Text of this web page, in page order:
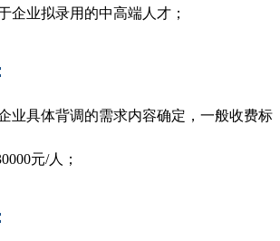
企业拟录用的中高端人才；
业具体背调的需求内容确定，一般收费标
元/人；